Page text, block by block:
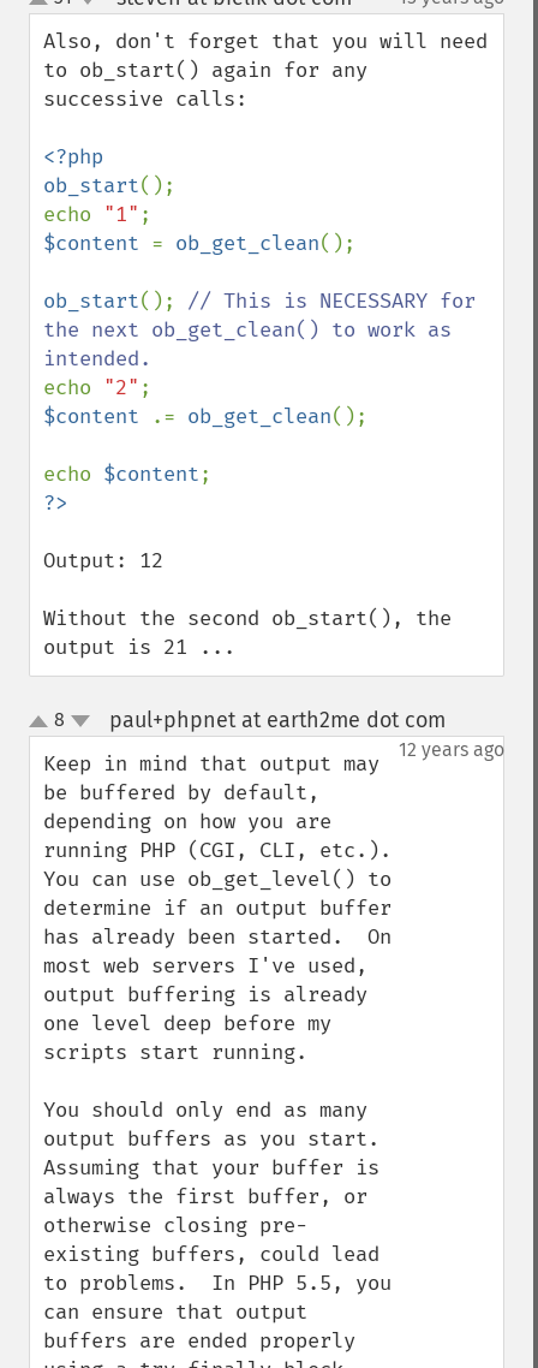
up
down
Also, don't forget that you will need
to ob_start() again for any
successive calls:
<?php
ob_start();
echo "1"
$content = ob_get_clean();
ob_start(); // This is NECESSARY for
the next ob_get_clean() to work as
echo "2"
$content
.= ob_get_clean();
echo $content
Output: 12
Without the second ob_start(), the
output is 21 ...
up
down
8 paul+phpnet at earth2me dot com
12 years ago
Keep in mind that output may
be buffered by default,
depending on how you are
running PHP (CGI, CLI, etc.).
You can use ob_get_level() to
determine if an output buffer
has already been started.  On
most web servers I've used,
output buffering is already
one level deep before my
scripts start running.
You should only end as many
output buffers as you start.
Assuming that your buffer is
always the first buffer, or
otherwise closing pre-
existing buffers, could lead
to problems.  In PHP 5.5, you
can ensure that output
buffers are ended properly